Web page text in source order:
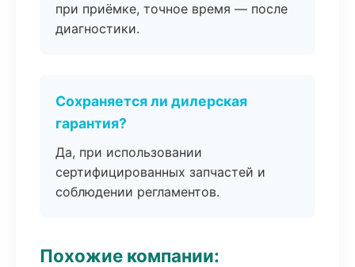
при приёмке, точное время — после
диагностики.
Сохраняется ли дилерская
гарантия?
Да, при использовании
сертифицированных запчастей и
соблюдении регламентов.
Похожие компании: